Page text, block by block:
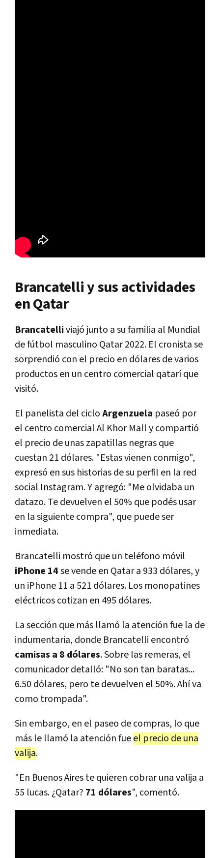
Brancatelli y sus actividades
en Qatar
Brancatelliviajó junto a su familia al Mundial
de fútbol masculino Qatar 2022. El cronista se
sorprendió con el precio en dólares de varios
productos en un centro comercial qatarí que
visitó.
El panelista del cicloArgenzuela paseó por
el centro comercial Al Khor Mall y compartió
el precio de unas zapatillas negras que
cuestan 21 dólares. "Estas vienen conmigo",
expresó en sus historias de su perfil en la red
social Instagram. Y agregó: "Me olvidaba un
datazo. Te devuelven el 50% que podés usar
en la siguiente compra", que puede ser
inmediata.
Brancatelli mostró que un teléfono móvil
iPhone 14se vende en Qatar a 933 dólares, y
un iPhone 11 a 521 dólares. Los monopatines
eléctricos cotizan en 495 dólares.
La sección que más llamó la atención fue la de
indumentaria, donde Brancatelli encontró
camisas a 8 dólares. Sobre las remeras, el
comunicador detalló: "No son tan baratas...
6.50 dólares, pero te devuelven el 50%. Ahí va
como trompada".
Sin embargo, en el paseo de compras, lo que
más le llamó la atención fueel precio de una
valija.
"En Buenos Aires te quieren cobrar una valija a
55 lucas. ¿Qatar? 71 dólares", comentó.